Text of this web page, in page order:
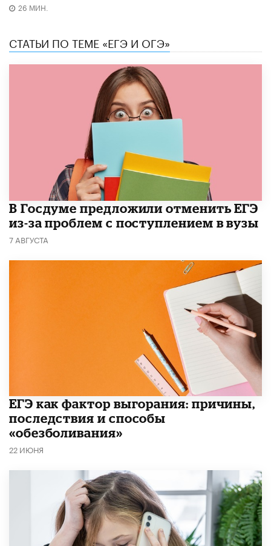
26 МИН.
СТАТЬИ ПО ТЕМЕ «ЕГЭ И ОГЭ»
В Госдуме предложили отменить ЕГЭ
из-за проблем с поступлением в вузы
7 АВГУСТА
​ЕГЭ как фактор выгорания: причины,
последствия и способы
«обезболивания»
22 ИЮНЯ